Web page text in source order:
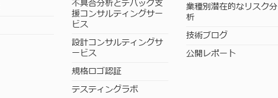
不具合分析とデバッグ支
援コンサルティングサー
ビス
設計コンサルティングサ
ービス
規格ロゴ認証
テスティングラボ
業種別潜在的なリスク分
析
技術ブログ
公開レポート